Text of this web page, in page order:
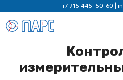
содержимому
+7 915 445-50-60